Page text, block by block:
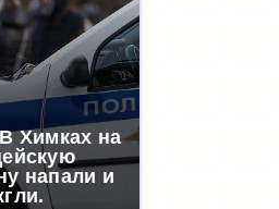
Химках на
напали и